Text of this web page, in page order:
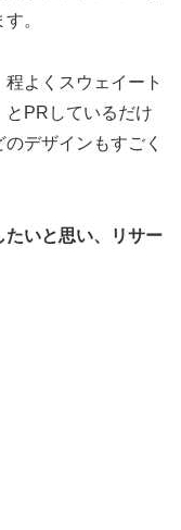
。
程よくスウェイート
とPRしているだけ
デザインもすごく
たいと思い、リサー